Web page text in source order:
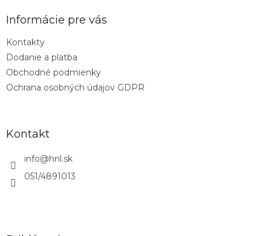
v
ý
Informácie pre vás
Kontakty
Dodanie a platba
Obchodné podmienky
Ochrana osobných údajov GDPR
Kontakt
info@hnl.sk
051/4891013